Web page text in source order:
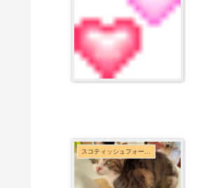
スコティッシュフォールド